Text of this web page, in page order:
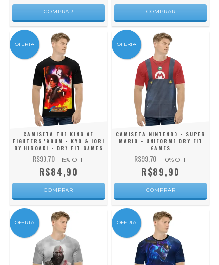
COMPRAR COMPRAR
OFERTA
CAMISETA THE KING OF
FIGHTERS '98UM - KYO & IORI
BY HIROAKI - DRY FIT GAMES
R$99,70 15% OFF
R$84,90
COMPRAR
OFERTA
CAMISETA NINTENDO - SUPER
MARIO - UNIFORME DRY FIT
GAMES
R$99,70 10% OFF
R$89,90
COMPRAR
OFERTA OFERTA